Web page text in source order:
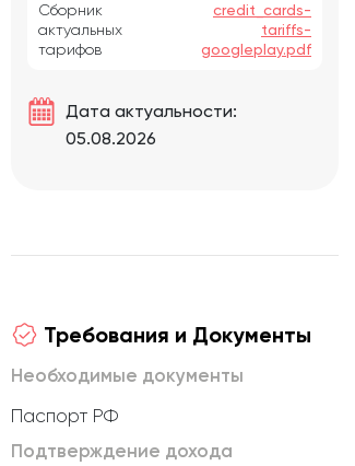
Сборник
актуальных
тарифов
credit_cards-
tariffs-
googleplay.pdf
Дата актуальности:
05.08.2026
Требования и Документы
Необходимые документы
Паспорт РФ
Подтверждение дохода